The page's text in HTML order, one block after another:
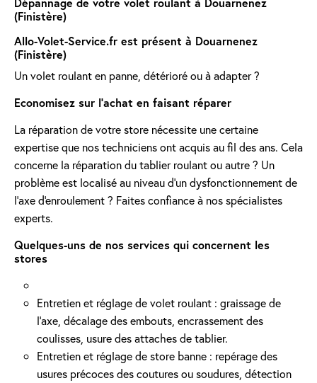
(Finistère)
Allo-Volet-Service.fr est présent à Douarnenez
(Finistère)
Un volet roulant en panne, détérioré ou à adapter ?
Economisez sur l'achat en faisant réparer
La réparation de votre store nécessite une certaine
expertise que nos techniciens ont acquis au fil des ans. Cela
concerne la réparation du tablier roulant ou autre ? Un
problème est localisé au niveau d'un dysfonctionnement de
l'axe d'enroulement ? Faites confiance à nos spécialistes
experts.
Quelques-uns de nos services qui concernent les
stores
Entretien et réglage de volet roulant : graissage de
l’axe, décalage des embouts, encrassement des
coulisses, usure des attaches de tablier.
Entretien et réglage de store banne : repérage des
usures précoces des coutures ou soudures, détection